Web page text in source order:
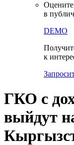
Оцените
в
DEMO
к
ГКО с
выйдут